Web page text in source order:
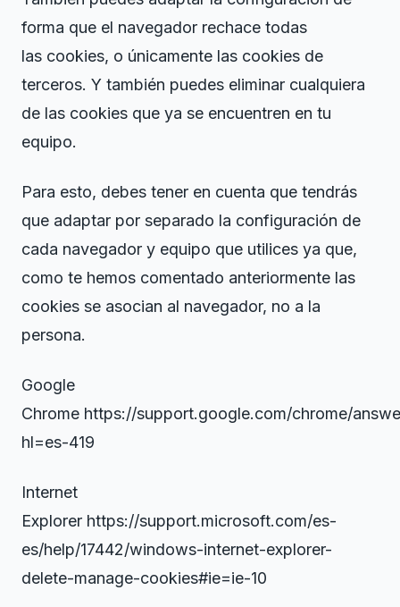
forma que el navegador rechace todas
las cookies, o únicamente las cookies de
terceros. Y también puedes eliminar cualquiera
de las cookies que ya se encuentren en tu
equipo.
Para esto, debes tener en cuenta que tendrás
que adaptar por separado la configuración de
cada navegador y equipo que utilices ya que,
como te hemos comentado anteriormente las
cookies se asocian al navegador, no a la
persona.
Google
Chrome https://support.google.com/chrome/
hl=es-419
Internet
Explorer https://support.microsoft.com/es-
es/help/17442/windows-internet-explorer-
delete-manage-cookies#ie=ie-10